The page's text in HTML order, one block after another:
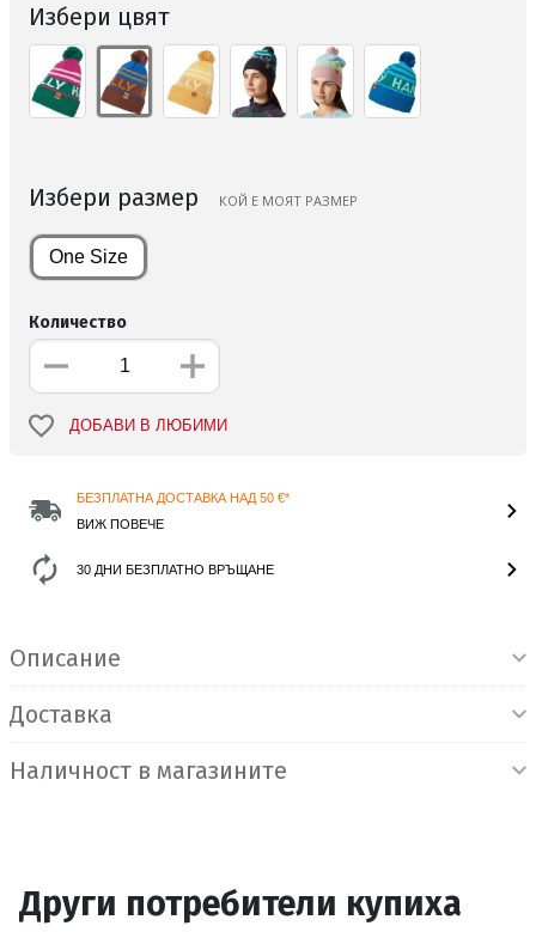
Избери цвят
Избери размер КОЙ Е МОЯТ РАЗМЕР
One Size
Количество
ДОБАВИ В ЛЮБИМИ
БЕЗПЛАТНА ДОСТАВКА НАД 50 €*
ВИЖ ПОВЕЧЕ
30 ДНИ БЕЗПЛАТНО ВРЪЩАНЕ
Описание
Доставка
Наличност в магазините
Други потребители купиха